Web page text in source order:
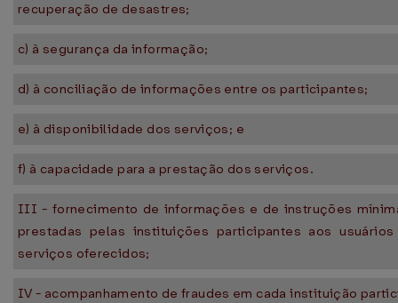
recuperação de desastres;
c) à segurança da informação;
d) à conciliação de informações entre os participantes;
e) à disponibilidade dos serviços; e
f) à capacidade para a prestação dos serviços.
III - fornecimento de informações e de instruções
prestadas pelas instituições participantes aos
serviços oferecidos;
IV - acompanhamento de fraudes em cada instituição